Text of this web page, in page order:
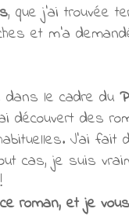
, que j'ai trouvée
et m'a
le cadre du
des
J'ai fait
cas, je suis
roman, et je